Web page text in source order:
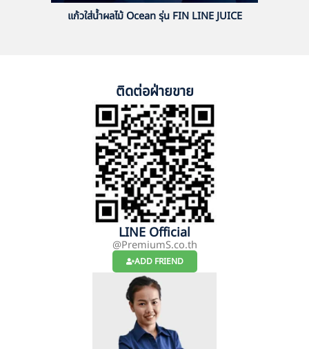
แก้วใส่น้ำผลไม้ Ocean รุ่น FIN LINE JUICE
ติดต่อฝ่ายขาย
LINE Official
@PremiumS.co.th
ADD FRIEND